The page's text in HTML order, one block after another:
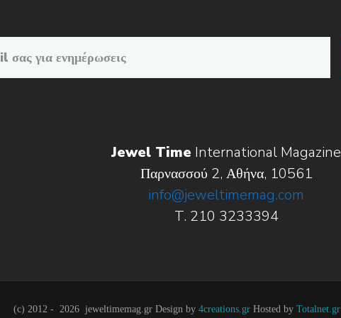
Jewel Time International Magazine
Παρνασσού 2, Αθήνα, 10561
info@jeweltimemag.com
T. 210 3233394
(c) 2012 - 2026 jeweltimemag.gr Design by 4creations.gr Hosted by Totalnet.gr